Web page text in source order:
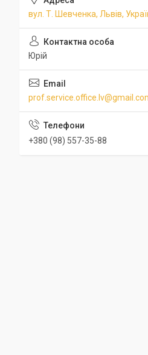
вул. Т. Шевченка, Львів,
Юрій
+380 (98) 557-35-88